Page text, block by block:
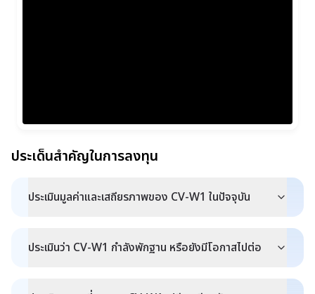
ประเด็นสำคัญในการลงทุน
ประเมินมูลค่าและเสถียรภาพของ CV-W1 ในปัจจุบัน
ประเมินว่า CV-W1 กำลังพักฐาน หรือยังมีโอกาสไปต่อ